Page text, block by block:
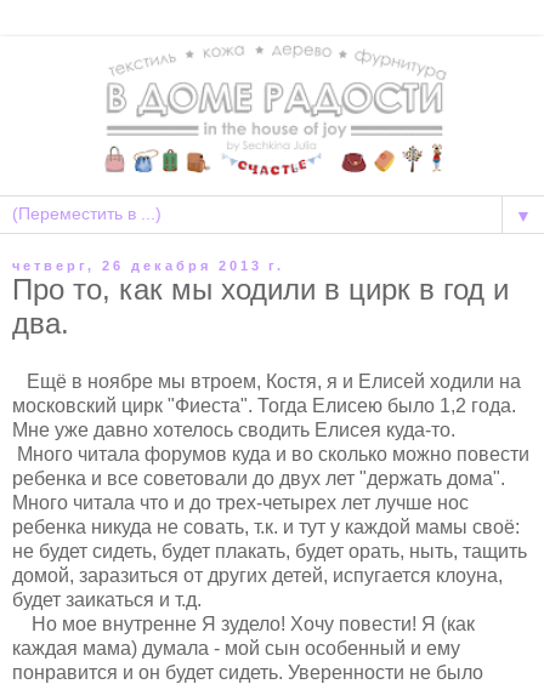
▼
четверг, 26 декабря 2013 г.
Про то, как мы ходили в цирк в год и
два.
Ещё в ноябре мы втроем, Костя, я и Елисей ходили на
московский цирк "Фиеста". Тогда Елисею было 1,2 года.
Мне уже давно хотелось сводить Елисея куда-то.
Много читала форумов куда и во сколько можно повести
ребенка и все советовали до двух лет "держать дома".
Много читала что и до трех-четырех лет лучше нос
ребенка никуда не совать, т.к. и тут у каждой мамы своё:
не будет сидеть, будет плакать, будет орать, ныть, тащить
домой, заразиться от других детей, испугается клоуна,
будет заикаться и т.д.
Но мое внутренне Я зудело! Хочу повести! Я (как
каждая мама) думала - мой сын особенный и ему
понравится и он будет сидеть. Уверенности не было